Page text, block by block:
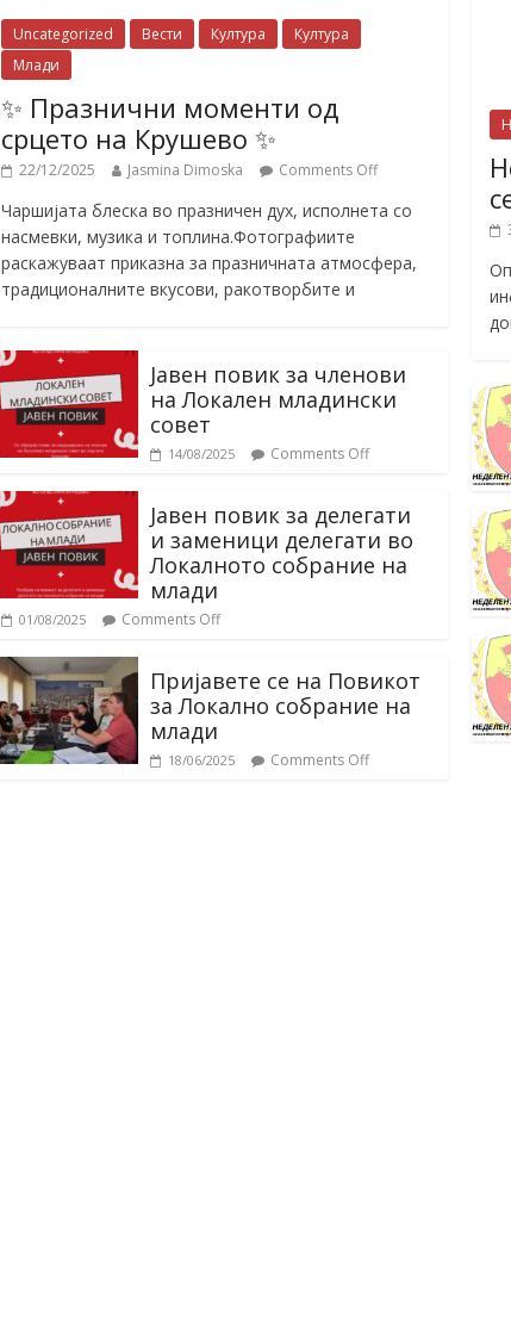
Uncategorized Вести Култура
Култура
Млади
✨ Празнични моменти од
срцето на Крушево ✨
22/12/2025 Jasmina Dimoska Comments Off
Чаршијата блеска во празничен дух, исполнета со
насмевки, музика и топлина.Фотографиите
раскажуваат приказна за празничната атмосфера,
традиционалните вкусови, ракотворбите и
Јавен повик за членови
на Локален младински
совет
14/08/2025 Comments Off
Јавен повик за делегати
и заменици делегати во
Локалното собрание на
млади
01/08/2025 Comments Off
Пријавете се на Повикот
за Локално собрание на
млади
18/06/2025 Comments Off